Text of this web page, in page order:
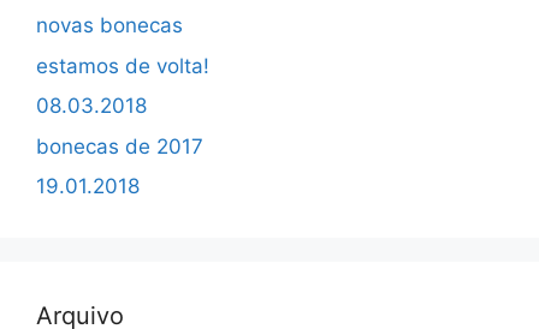
novas bonecas
estamos de volta!
08.03.2018
bonecas de 2017
19.01.2018
Arquivo